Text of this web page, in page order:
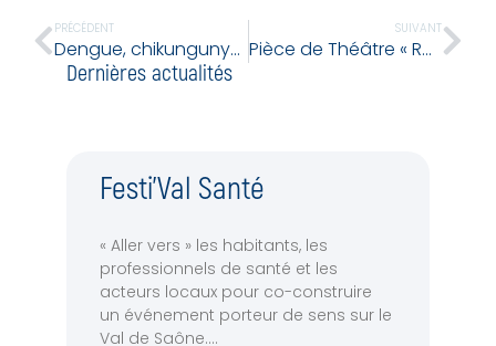
PRÉCÉDENT
Dengue, chikungunya, zika : soyons vigilants face aux moustiques en Auvergne-Rhône-Alpes
SUIVANT
Pièce de Théâtre « Roses » le 1 octobre à Neuville sur Saône
Dernières actualités
Festi’Val Santé
« Aller vers » les habitants, les
professionnels de santé et les
acteurs locaux pour co-construire
un événement porteur de sens sur le
Val de Saône.